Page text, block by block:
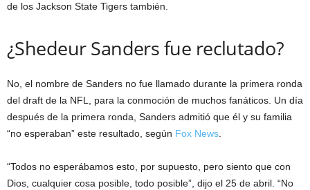
de los Jackson State Tigers también.
¿Shedeur Sanders fue reclutado?
No, el nombre de Sanders no fue llamado durante la primera ronda
del draft de la NFL, para la conmoción de muchos fanáticos. Un día
después de la primera ronda, Sanders admitió que él y su familia
“no esperaban” este resultado, según Fox News
“Todos no esperábamos esto, por supuesto, pero siento que con
Dios, cualquier cosa posible, todo posible”, dijo el 25 de abril. “No